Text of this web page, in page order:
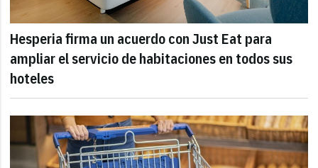
Hesperia firma un acuerdo con Just Eat para
ampliar el servicio de habitaciones en todos sus
hoteles